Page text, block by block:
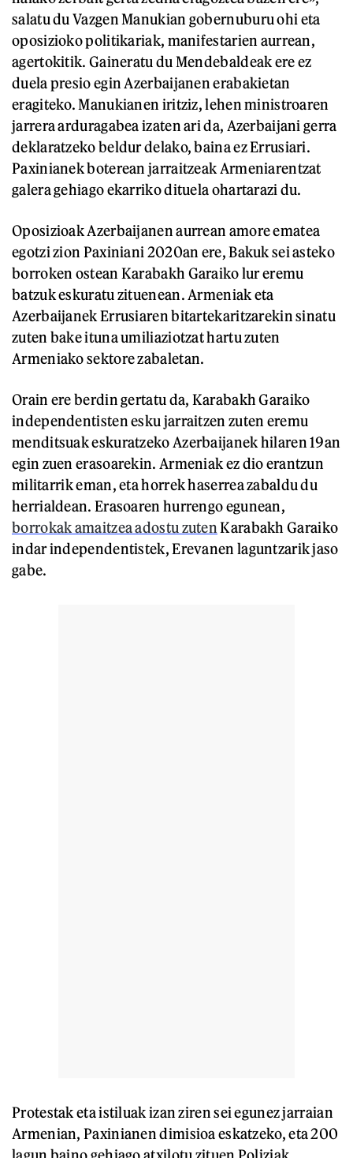
salatu du Vazgen Manukian gobernuburu ohi eta
oposizioko politikariak, manifestarien aurrean,
agertokitik. Gaineratu du Mendebaldeak ere ez
duela presio egin Azerbaijanen erabakietan
eragiteko. Manukianen iritziz, lehen ministroaren
jarrera arduragabea izaten ari da, Azerbaijani gerra
deklaratzeko beldur delako, baina ez Errusiari.
Paxinianek boterean jarraitzeak Armeniarentzat
galera gehiago ekarriko dituela ohartarazi du.
Oposizioak Azerbaijanen aurrean amore ematea
egotzi zion Paxiniani 2020an ere, Bakuk sei asteko
borroken ostean Karabakh Garaiko lur eremu
batzuk eskuratu zituenean. Armeniak eta
Azerbaijanek Errusiaren bitartekaritzarekin sinatu
zuten bake ituna umiliaziotzat hartu zuten
Armeniako sektore zabaletan.
Orain ere berdin gertatu da, Karabakh Garaiko
independentisten esku jarraitzen zuten eremu
menditsuak eskuratzeko Azerbaijanek hilaren 19an
egin zuen erasoarekin. Armeniak ez dio erantzun
militarrik eman, eta horrek haserrea zabaldu du
herrialdean. Erasoaren hurrengo egunean,
borrokak amaitzea adostu zutenKarabakh Garaiko
indar independentistek, Erevanen laguntzarik jaso
gabe.
Protestak eta istiluak izan ziren sei egunez jarraian
Armenian, Paxinianen dimisioa eskatzeko, eta 200